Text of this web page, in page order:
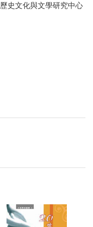
史文化與文學研究中心